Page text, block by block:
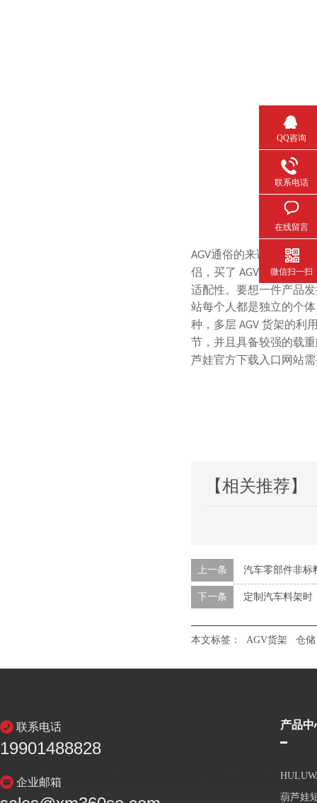
AGV通俗的来讲可以说是一
侣，买了 AGV 
适配性。要想一件产品
站每个人都是独立的个体
种，多层 AGV 货架的利用
节，并且具备较强的载
芦娃官方下载入口网站需
【相关推荐】
上一条 汽车零部件非标
下一条 定制汽车料架时
本文标签： AGV货架 仓储
联系电话
19901488828
企业邮箱
产品中
葫芦娃
QQ咨询
联系电话
在线留言
微信扫一扫